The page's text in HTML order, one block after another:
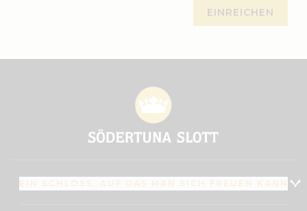
EIN SCHLOSS, AUF DAS MAN SICH FREUEN KANN